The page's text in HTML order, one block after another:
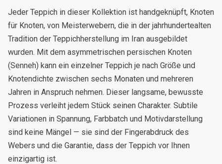
Jeder Teppich in dieser Kollektion ist handgeknüpft, Knoten
für Knoten, von Meisterwebern, die in der jahrhundertealten
Tradition der Teppichherstellung im Iran ausgebildet
wurden. Mit dem asymmetrischen persischen Knoten
(Senneh) kann ein einzelner Teppich je nach Größe und
Knotendichte zwischen sechs Monaten und mehreren
Jahren in Anspruch nehmen. Dieser langsame, bewusste
Prozess verleiht jedem Stück seinen Charakter. Subtile
Variationen in Spannung, Farbbatch und Motivdarstellung
sind keine Mängel — sie sind der Fingerabdruck des
Webers und die Garantie, dass der Teppich vor Ihnen
einzigartig ist.